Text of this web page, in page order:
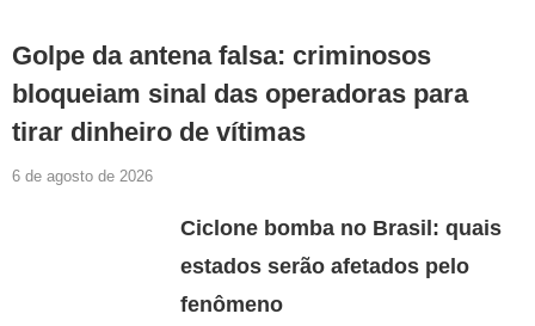
Golpe da antena falsa: criminosos
bloqueiam sinal das operadoras para
tirar dinheiro de vítimas
6 de agosto de 2026
Ciclone bomba no Brasil: quais
estados serão afetados pelo
fenômeno